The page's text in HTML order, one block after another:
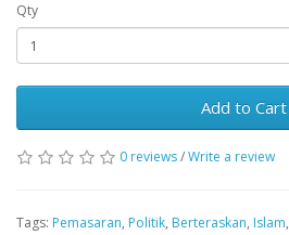
Qty
Add to Cart
0 reviews/Write a review
Tags: Pemasaran, Politik, Berteraskan, Islam,